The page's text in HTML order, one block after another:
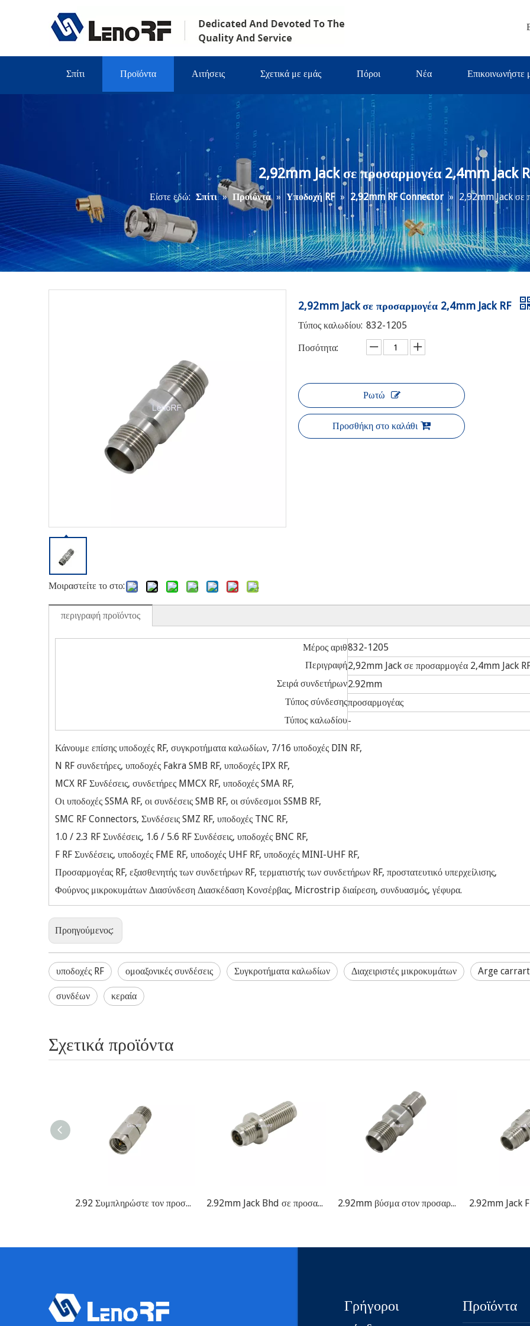
Σπίτι Προϊόντα Αιτήσεις Σχετικά με εμάς Πόροι Νέα Επικοινωνήστε
2,92mm Jack σε προσαρμογέα 2,4mm Jack
Είστε εδώ: Σπίτι » Προϊόντα » Υποδοχή RF » 2,92mm RF Connector » 2,92mm Jack σε
Μοιραστείτε το στο:
2,92mm Jack σε προσαρμογέα 2,4mm Jack RF
Τύπος καλωδίου: 832-1205
Ποσότητα:
Ρωτώ
Προσθήκη στο καλάθι
περιγραφή προϊόντος
Μέρος αριθ832-1205
Περιγραφή2,92mm Jack σε προσαρμογέα 2,4mm Jack
Σειρά συνδετήρων2.92mm
Τύπος σύνδεσηςπροσαρμογέας
Τύπος καλωδίου-
Κάνουμε επίσης υποδοχές RF, συγκροτήματα καλωδίων, 7/16 υποδοχές DIN RF,
N RF συνδετήρες, υποδοχές Fakra SMB RF, υποδοχές IPX RF,
MCX RF Συνδέσεις, συνδετήρες MMCX RF, υποδοχές SMA RF,
Οι υποδοχές SSMA RF, οι συνδέσεις SMB RF, οι σύνδεσμοι SSMB RF,
SMC RF Connectors, Συνδέσεις SMZ RF, υποδοχές TNC RF,
1.0 / 2.3 RF Συνδέσεις, 1.6 / 5.6 RF Συνδέσεις, υποδοχές BNC RF,
F RF Συνδέσεις, υποδοχές FME RF, υποδοχές UHF RF, υποδοχές MINI-UHF RF,
Προσαρμογέας RF, εξασθενητής των συνδετήρων RF, τερματιστής των συνδετήρων RF, προστατευτικό υπερχείλισης,
Φούρνος μικροκυμάτων Διασύνδεση Διασκέδαση Κονσέρβας, Microstrip διαίρεση, συνδυασμός, γέφυρα.
Προηγούμενος:
υποδοχές RF ομοαξονικές συνδέσεις Συγκροτήματα καλωδίων Διαχειριστές μικροκυμάτων Arge
συνδέων κεραία
Σχετικά προϊόντα
2.92 Συμπληρώστε τον προσαρμογέα Jack RF 2.92mm Jack Bhd σε προσαρμογέα 2,92mm RF 2.92mm βύσμα στον προσαρμογέα RF Jack RF
Γρήγοροι
Προϊόντα